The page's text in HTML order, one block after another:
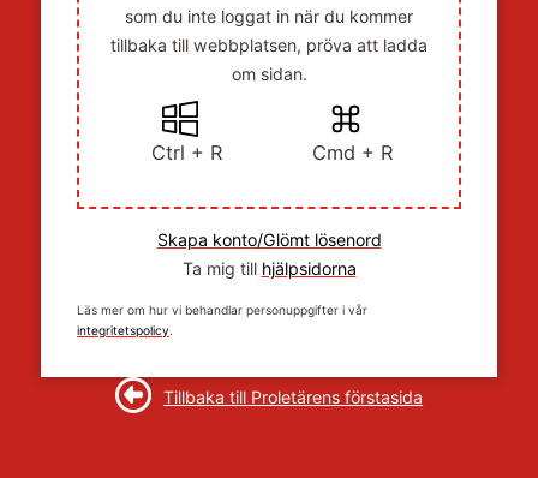
som du inte loggat in när du kommer
tillbaka till webbplatsen, pröva att ladda
om sidan.
Ctrl + R Cmd + R
Skapa konto/Glömt lösenord
Ta mig till hjälpsidorna
Läs mer om hur vi behandlar personuppgifter i vår
integritetspolicy.
Tillbaka till Proletärens förstasida